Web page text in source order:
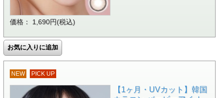
価格： 1,690円(税込)
NEW PICK UP
【1ヶ月・UVカット】韓国